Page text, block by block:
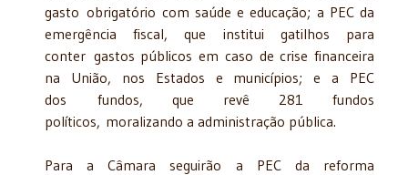
gasto obrigatório com saúde e educação; a PEC da
emergência fiscal, que institui gatilhos para
conter gastos públicos em caso de crise financeira
na União, nos Estados e municípios; e a PEC
dos fundos, que revê 281 fundos
políticos, moralizando a administração pública.
Para a Câmara seguirão a PEC da reforma